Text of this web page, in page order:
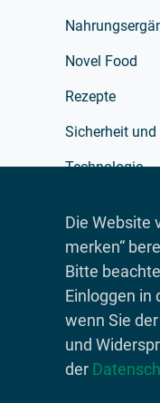
Die Website
merken“
Bitte
Einloggen in
wenn Sie
und
der
Novel Food
Rezepte
Sicherheit und
Technologie
Verpackung
Werbung
© 2026